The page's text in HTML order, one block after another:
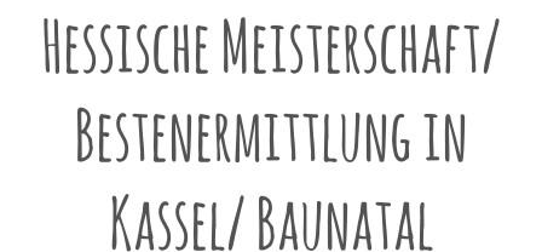
Hessische Meisterschaft/
Bestenermittlung in
Kassel/ Baunatal